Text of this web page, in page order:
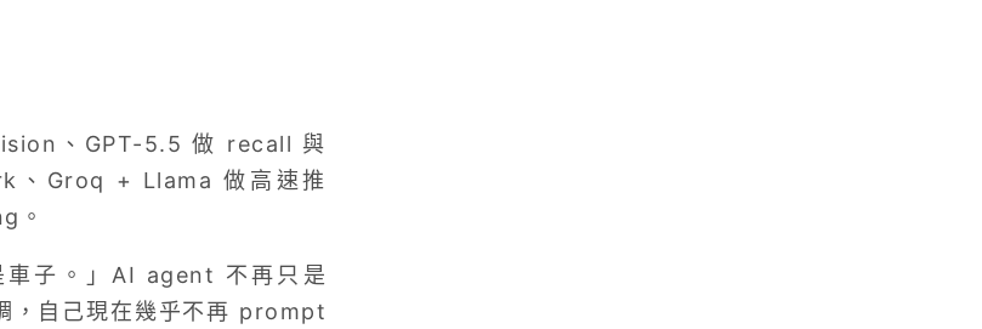
、GPT-5.5 做 recall 與
、Groq + Llama 做高速推
。
子。」AI agent 不再只是
自己現在幾乎不再 prompt